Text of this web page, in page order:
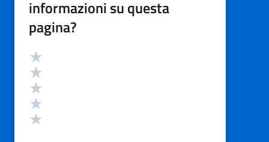
informazioni su questa
pagina?
Valutazione